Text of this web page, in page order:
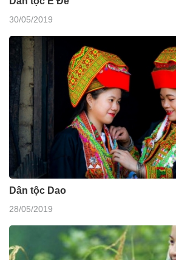
30/05/2019
Dân tộc Dao
28/05/2019